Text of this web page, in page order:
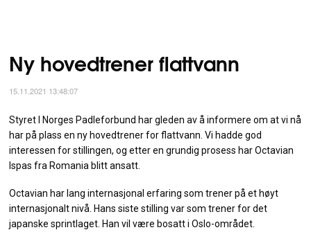
Ny hovedtrener flattvann
15.11.2021 13:48:07
Styret I Norges Padleforbund har gleden av å informere om at vi nå
har på plass en ny hovedtrener for flattvann. Vi hadde god
interessen for stillingen, og etter en grundig prosess har Octavian
Ispas fra Romania blitt ansatt.
Octavian har lang internasjonal erfaring som trener på et høyt
internasjonalt nivå. Hans siste stilling var som trener for det
japanske sprintlaget. Han vil være bosatt i Oslo-området.